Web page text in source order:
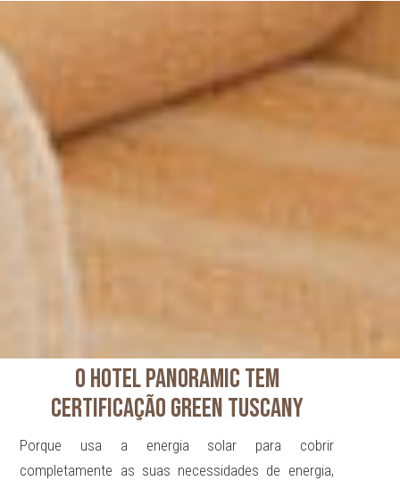
O HOTEL PANORAMIC TEM
CERTIFICAÇÃO GREEN TUSCANY
Porque usa a energia solar para cobrir
completamente as suas necessidades de energia,